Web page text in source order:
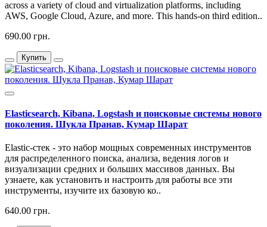
across a variety of cloud and virtualization platforms, including
AWS, Google Cloud, Azure, and more. This hands-on third edition..
690.00 грн.
Купить
Elasticsearch, Kibana, Logstash и поисковые системы нового
поколения. Шукла Пранав, Кумар Шарат
Elastic-стек - это набор мощных современных инструментов
для распределенного поиска, анализа, ведения логов и
визуализации средних и больших массивов данных. Вы
узнаете, как установить и настроить для работы все эти
инструменты, изучите их базовую ко..
640.00 грн.